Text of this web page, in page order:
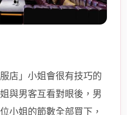
店」小姐會很有技巧的
與男客互看對眼後，男
小姐的節數全部買下，